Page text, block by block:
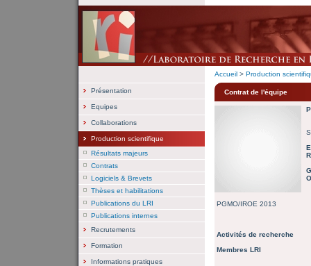
Accueil > Production
Présentation
Equipes
Collaborations
Production scientifique
Résultats majeurs
Contrats
Logiciels & Brevets
Thèses et habilitations
Publications du LRI
Publications internes
Recrutements
Formation
Informations pratiques
Contrat de l'équipe
PGMO/IROE 2013
Activités de recherche
Membres LRI